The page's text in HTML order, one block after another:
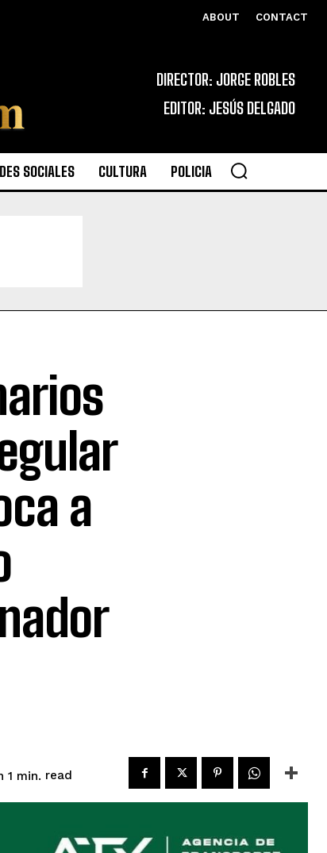
ABOUT CONTACT
DIRECTOR: JORGE ROBLES
EDITOR: JESÚS DELGADO
SOCIALES CULTURA POLICIA
a
1 min. read